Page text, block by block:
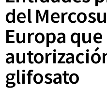
del
Europa
glifosato